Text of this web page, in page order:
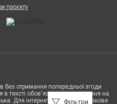
Фільтри
проєкту
без отримання попередньої згоди
тексті обов'язкового посилання на
Для інтернет-видань обов'язкове